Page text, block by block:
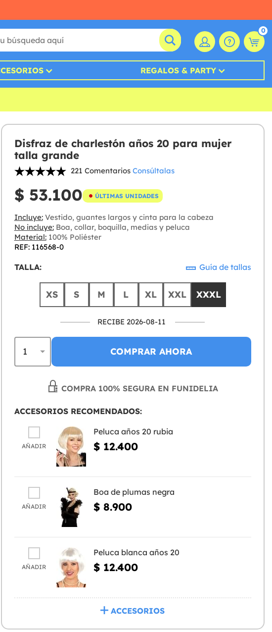
0
REGALOS & PARTY
Disfraz de charlestón años 20 para mujer
talla grande
221 Comentarios Consúltalas
$ 53.100 ÚLTIMAS UNIDADES
Incluye:Vestido, guantes largos y cinta para la cabeza
No incluye:Boa, collar, boquilla, medias y peluca
Material:100% Poliéster
REF: 116568-0
TALLA: Guía de tallas
XS S M L XL XXL XXXL
RECIBE 2026-08-11
COMPRAR AHORA
COMPRA 100% SEGURA EN FUNIDELIA
ACCESORIOS RECOMENDADOS:
AÑADIR
Peluca años 20 rubia
$ 12.400
AÑADIR
Boa de plumas negra
$ 8.900
AÑADIR
Peluca blanca años 20
$ 12.400
ACCESORIOS